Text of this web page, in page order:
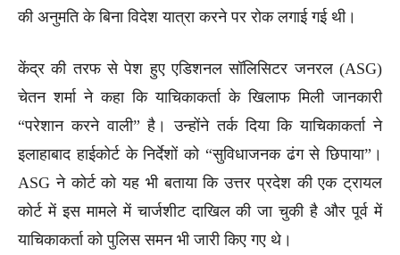
की अनुमति के बिना विदेश यात्रा करने पर रोक लगाई गई थी।
केंद्र की तरफ से पेश हुए एडिशनल सॉलिसिटर जनरल (ASG)
चेतन शर्मा ने कहा कि याचिकाकर्ता के खिलाफ मिली जानकारी
“परेशान करने वाली” है। उन्होंने तर्क दिया कि याचिकाकर्ता ने
इलाहाबाद हाईकोर्ट के निर्देशों को “सुविधाजनक ढंग से छिपाया”।
ASG ने कोर्ट को यह भी बताया कि उत्तर प्रदेश की एक ट्रायल
कोर्ट में इस मामले में चार्जशीट दाखिल की जा चुकी है और पूर्व में
याचिकाकर्ता को पुलिस समन भी जारी किए गए थे।